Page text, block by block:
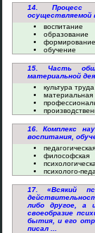
14. Процесс
осуществляемой
воспитание
образование
формирование
обучение
15. Часть
материальной
культура труда
материальная
16. Комплекс
воспитания,
педагогическая
философская
психолого-
17. «Всякий
либо другое, а
своеобразие
бытия, и его
писал ...